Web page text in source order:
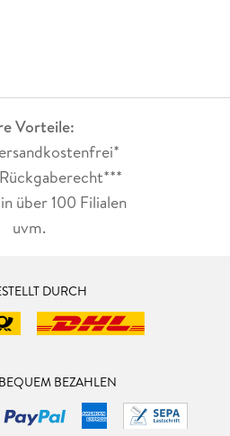
Vorteile:
über 100 Filialen
uvm.
DURCH
BEZAHLEN